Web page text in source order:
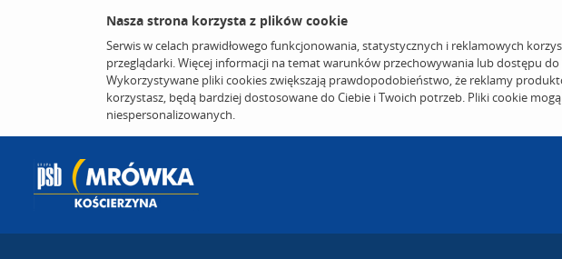
Nasza strona korzysta z plików cookie
Serwis w celach prawidłowego funkcjonowania, statystycznych i reklamowych
przeglądarki. Więcej informacji na temat warunków przechowywania lub dostępu
Wykorzystywane pliki cookies zwiększają prawdopodobieństwo, że reklamy
korzystasz, będą bardziej dostosowane do Ciebie i Twoich potrzeb. Pliki cookie
niespersonalizowanych.